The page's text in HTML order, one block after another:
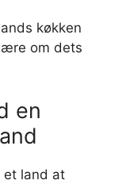
køkken
om dets
en
et land at